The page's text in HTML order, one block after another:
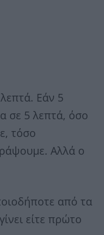
Εάν 5
σε 5 λεπτά, όσο
τόσο
Αλλά ο
από τα
είτε πρώτο